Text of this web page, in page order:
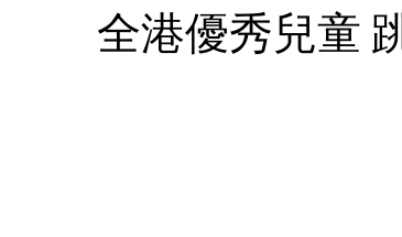
全港優秀兒童